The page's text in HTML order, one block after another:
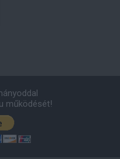
működését!